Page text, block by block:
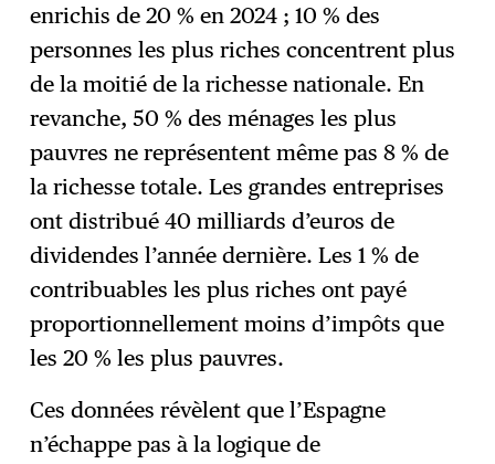
enrichis de 20 % en 2024 ; 10 % des
personnes les plus riches concentrent plus
de la moitié de la richesse nationale. En
revanche, 50 % des ménages les plus
pauvres ne représentent même pas 8 % de
la richesse totale. Les grandes entreprises
ont distribué 40 milliards d’euros de
dividendes l’année dernière. Les 1 % de
contribuables les plus riches ont payé
proportionnellement moins d’impôts que
les 20 % les plus pauvres.
Ces données révèlent que l’Espagne
n’échappe pas à la logique de